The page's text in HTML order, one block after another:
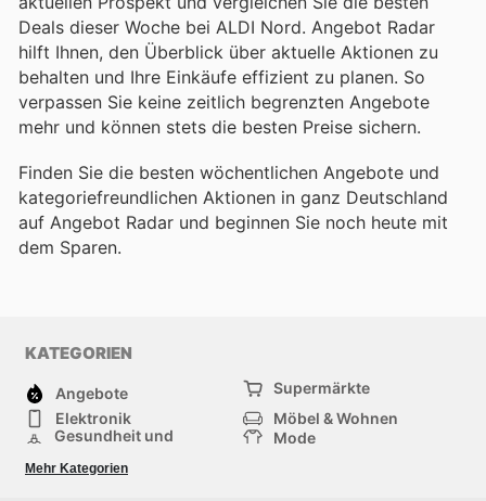
Deals dieser Woche bei ALDI Nord. Angebot Radar
hilft Ihnen, den Überblick über aktuelle Aktionen zu
behalten und Ihre Einkäufe effizient zu planen. So
verpassen Sie keine zeitlich begrenzten Angebote
mehr und können stets die besten Preise sichern.
Finden Sie die besten wöchentlichen Angebote und
kategoriefreundlichen Aktionen in ganz Deutschland
auf Angebot Radar und beginnen Sie noch heute mit
dem Sparen.
KATEGORIEN
Angebote
Supermärkte
Elektronik
Möbel & Wohnen
Gesundheit und
Mode
Sportartikel und
Sportbekleidung
Mehr Kategorien